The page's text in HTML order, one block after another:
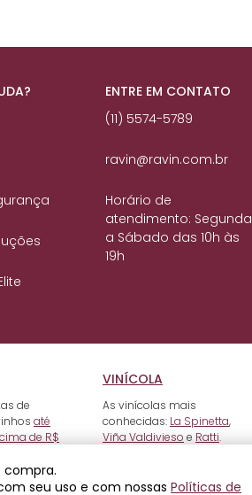
ENTRE EM CONTATO
(11) 5574-5789
ravin@ravin.com.br
Horário de
atendimento: Segunda
a Sábado das 10h às
19h
de
até
de R$
VINÍCOLA
As vinícolas mais
conhecidas: La Spinetta,
Viña Valdivieso e Ratti.
compra.
seu uso e com nossas Políticas de